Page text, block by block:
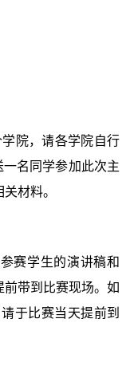
院，请各学院自行
一名同学参加此次主
材料。
赛学生的演讲稿和
带到比赛现场。如
于比赛当天提前到